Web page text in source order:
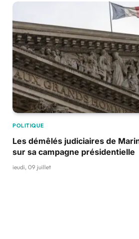
POLITIQUE
Les démêlés judiciaires de
sur sa campagne présidentielle
jeudi, 09 juillet